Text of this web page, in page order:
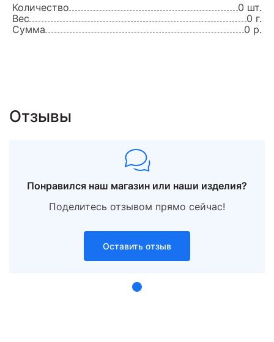
Количество
0 шт.
Вес
0 г.
Сумма
0 р.
Отзывы
Понравился наш магазин или наши изделия?
Поделитесь отзывом прямо сейчас!
Оставить отзыв